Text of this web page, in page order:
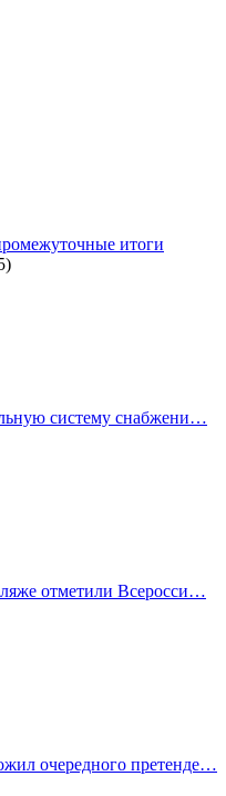
итоги
систему снабжени…
отметили Всеросси…
очередного претенде…